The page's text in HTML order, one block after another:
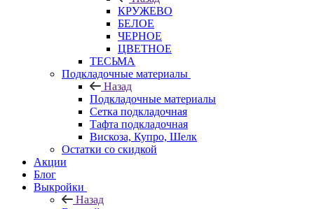
КРУЖЕВО
БЕЛОЕ
ЧЕРНОЕ
ЦВЕТНОЕ
ТЕСЬМА
Подкладочные материалы
Назад
Подкладочные материалы
Сетка подкладочная
Тафта подкладочная
Вискоза, Купро, Шелк
Остатки со скидкой
Акции
Блог
Выкройки
Назад